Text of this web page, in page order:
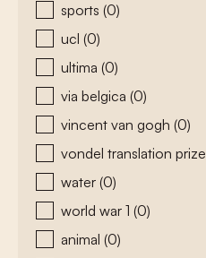
sports (0)
ucl (0)
ultima (0)
via belgica (0)
vincent van gogh (0)
vondel translation prize
water (0)
world war 1 (0)
animal (0)